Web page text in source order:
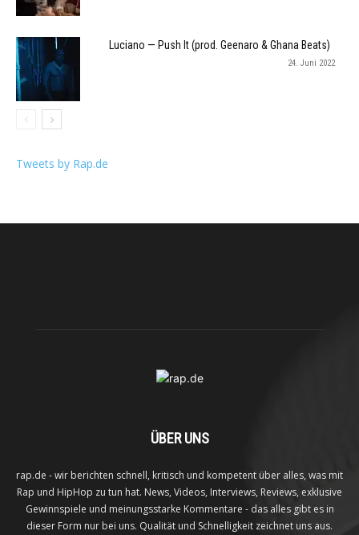
Luciano — Push It (prod. Geenaro & Ghana Beats)
24. Juni 2022
Tweets by Rap.de
ÜBER UNS
rap.de - wir berichten schnell, kritisch und kompetent über alles, was mit
Rap und HipHop zu tun hat. News, Videos, Interviews, Reviews, exklusive
Gewinnspiele und meinungsstarke Kommentare - das alles gibt es in
dieser Form nur bei uns. Qualität und Schnelligkeit zeichnet uns aus.